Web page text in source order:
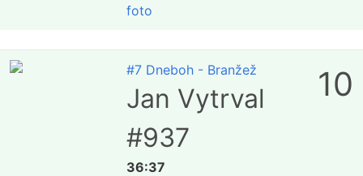
foto
#7 Dneboh - Branžež
Jan Vytrval
#937
36:37
10